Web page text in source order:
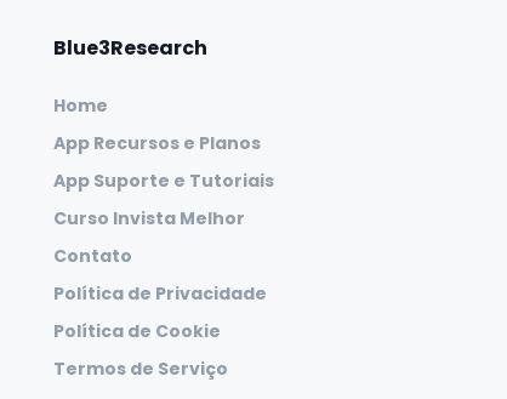
Blue3Research
Home
App Recursos e Planos
App Suporte e Tutoriais
Curso Invista Melhor
Contato
Política de Privacidade
Política de Cookie
Termos de Serviço